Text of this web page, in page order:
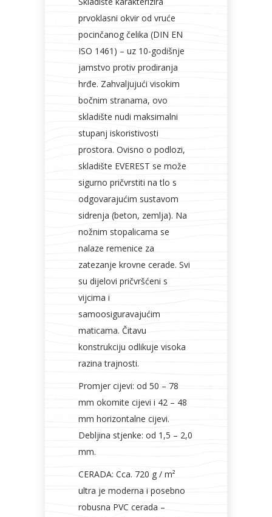
prvoklasni okvir od vruće
pocinčanog čelika (DIN EN
ISO 1461) – uz 10-godišnje
jamstvo protiv prodiranja
hrđe. Zahvaljujući visokim
bočnim stranama, ovo
skladište nudi maksimalni
stupanj iskoristivosti
prostora. Ovisno o podlozi,
skladište EVEREST se može
sigurno pričvrstiti na tlo s
odgovarajućim sustavom
sidrenja (beton, zemlja). Na
nožnim stopalicama se
nalaze remenice za
zatezanje krovne cerade. Svi
su dijelovi pričvršćeni s
vijcima i
samoosiguravajućim
maticama. Čitavu
konstrukciju odlikuje visoka
razina trajnosti.
Promjer cijevi: od 50 – 78
mm okomite cijevi i 42 – 48
mm horizontalne cijevi.
Debljina stjenke: od 1,5 – 2,0
mm.
CERADA: Cca. 720 g / m²
ultra je moderna i posebno
robusna PVC cerada –